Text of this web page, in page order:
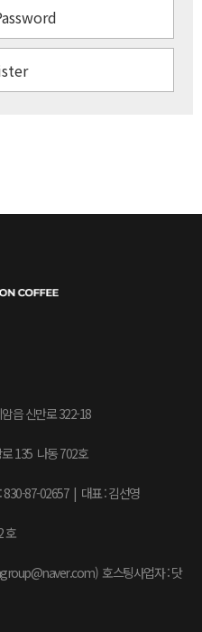
읍 신만로 322-18
135 나동 702호
87-02657 | 대표 : 김선영
호
호스팅사업자 : 닷